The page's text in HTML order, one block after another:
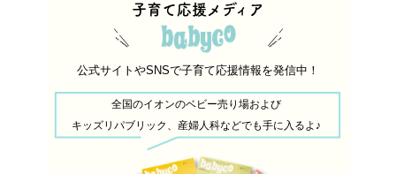
子育て応援メディア
公式サイトやSNSで子育て応援情報を発信中！
全国のイオンのベビー売り場および
キッズリパブリック、産婦人科などでも手に入るよ♪